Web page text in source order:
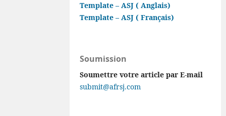
Template – ASJ ( Anglais)
Template – ASJ ( Français)
Soumission
Soumettre votre article par E-mail
submit@afrsj.com